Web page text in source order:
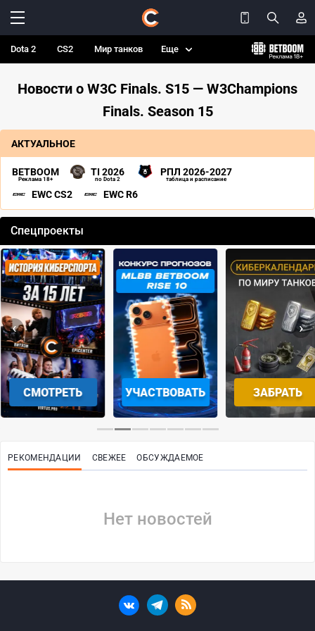
Dota 2 CS2 Мир танков Еще
Новости о W3C Finals. S15 — W3Champions
Finals. Season 15
АКТУАЛЬНОЕ
BETBOOM
Реклама 18+
TI 2026
по Dota 2
РПЛ 2026-2027
таблица и расписание
EWC CS2 EWC R6
Спецпроекты
СМОТРЕТЬ УЧАСТВОВАТЬ ЗАБРАТЬ
‹ ›
РЕКОМЕНДАЦИИ СВЕЖЕЕ ОБСУЖДАЕМОЕ
Нет новостей